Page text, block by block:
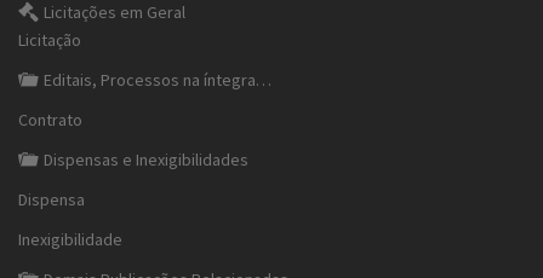
Licitações em Geral
Licitação
Editais, Processos na íntegra…
Contrato
Dispensas e Inexigibilidades
Dispensa
Inexigibilidade